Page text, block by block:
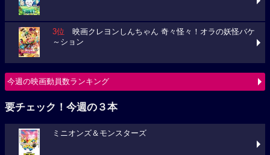
3位 映画クレヨンしんちゃん 奇々怪々！オラの妖怪バケ
～ション
今週の映画動員数ランキング
要チェック！今週の３本
ミニオンズ＆モンスターズ